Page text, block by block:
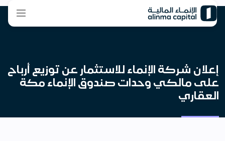
إعلان شركة الإنماء للاستثمار عن توزيع أرباح
على مالكي وحدات صندوق الإنماء مكة
العقاري